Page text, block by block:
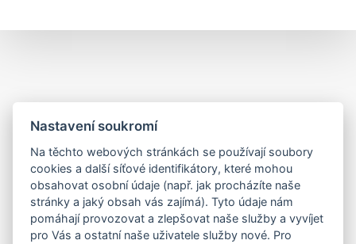
Nastavení soukromí
Na těchto webových stránkách se používají soubory
cookies a další síťové identifikátory, které mohou
obsahovat osobní údaje (např. jak procházíte naše
stránky a jaký obsah vás zajímá). Tyto údaje nám
pomáhají provozovat a zlepšovat naše služby a vyvíjet
pro Vás a ostatní naše uživatele služby nové. Pro